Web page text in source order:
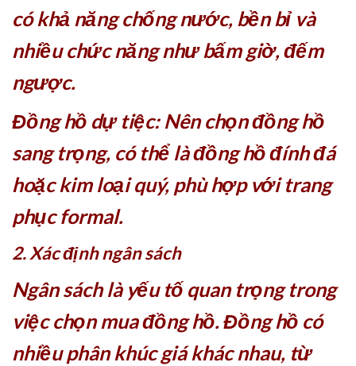
có khả năng chống nước, bền bỉ và
nhiều chức năng như bấm giờ, đếm
ngược.
Đồng hồ dự tiệc: Nên chọn đồng hồ
sang trọng, có thể là đồng hồ đính đá
hoặc kim loại quý, phù hợp với trang
phục formal.
2. Xác định ngân sách
Ngân sách là yếu tố quan trọng trong
việc chọn mua đồng hồ. Đồng hồ có
nhiều phân khúc giá khác nhau, từ